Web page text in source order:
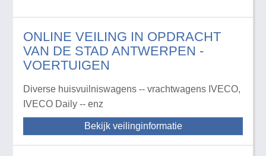
ONLINE VEILING IN OPDRACHT
VAN DE STAD ANTWERPEN -
VOERTUIGEN
Diverse huisvuilniswagens -- vrachtwagens IVECO,
IVECO Daily -- enz
Bekijk veilinginformatie